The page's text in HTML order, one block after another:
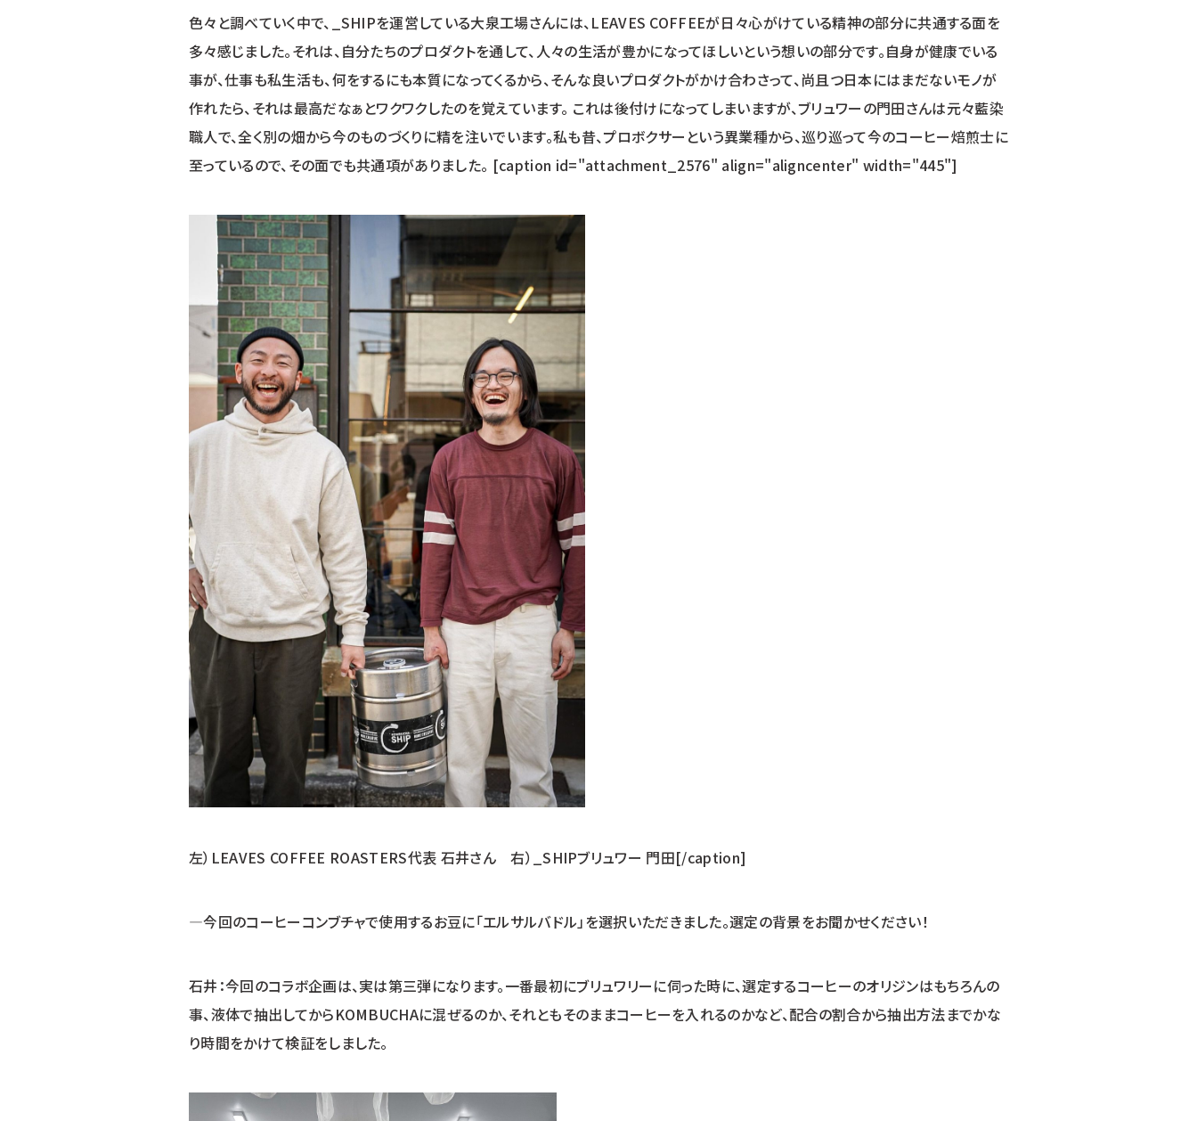
色々と調べていく中で、_SHIPを運営している大泉工場さんには、LEAVES COFFEEが日々心がけている精神の部分に共通する面を
多々感じました。それは、自分たちのプロダクトを通して、人々の生活が豊かになってほしいという想いの部分です。自身が健康でいる
事が、仕事も私生活も、何をするにも本質になってくるから、そんな良いプロダクトがかけ合わさって、尚且つ日本にはまだないモノが
作れたら、それは最高だなぁとワクワクしたのを覚えています。 これは後付けになってしまいますが、ブリュワーの門田さんは元々藍染
職人で、全く別の畑から今のものづくりに精を注いでいます。私も昔、プロボクサーという異業種から、巡り巡って今のコーヒー焙煎士に
至っているので、その面でも共通項がありました。 [caption id="attachment_2576" align="aligncenter" width="445"]
左）LEAVES COFFEE ROASTERS代表 石井さん 右）_SHIPブリュワー 門田[/caption]
―今回のコーヒーコンブチャで使用するお豆に「エルサルバドル」を選択いただきました。選定の背景をお聞かせください！
石井：今回のコラボ企画は、実は第三弾になります。一番最初にブリュワリーに伺った時に、選定するコーヒーのオリジンはもちろんの
事、液体で抽出してからKOMBUCHAに混ぜるのか、それともそのままコーヒーを入れるのかなど、配合の割合から抽出方法までかな
り時間をかけて検証をしました。